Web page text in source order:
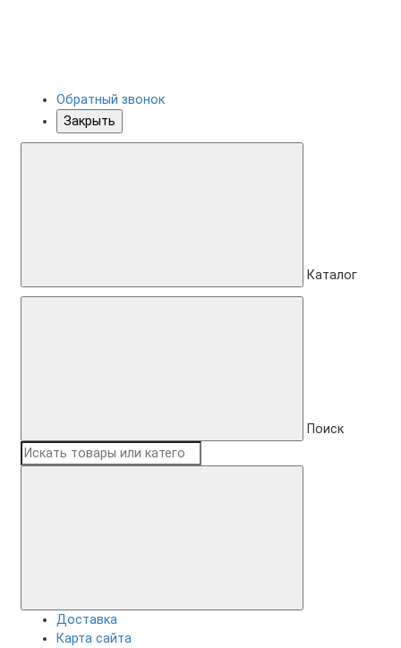
Обратный звонок
Закрыть
Каталог
Поиск
Доставка
Карта сайта